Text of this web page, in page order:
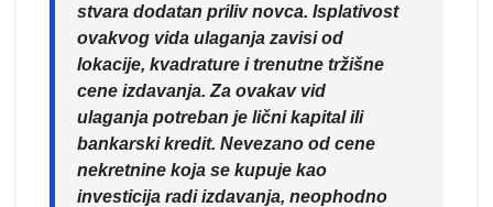
stvara dodatan priliv novca. Isplativost
ovakvog vida ulaganja zavisi od
lokacije, kvadrature i trenutne tržišne
cene izdavanja. Za ovakav vid
ulaganja potreban je lični kapital ili
bankarski kredit. Nevezano od cene
nekretnine koja se kupuje kao
investicija radi izdavanja, neophodno